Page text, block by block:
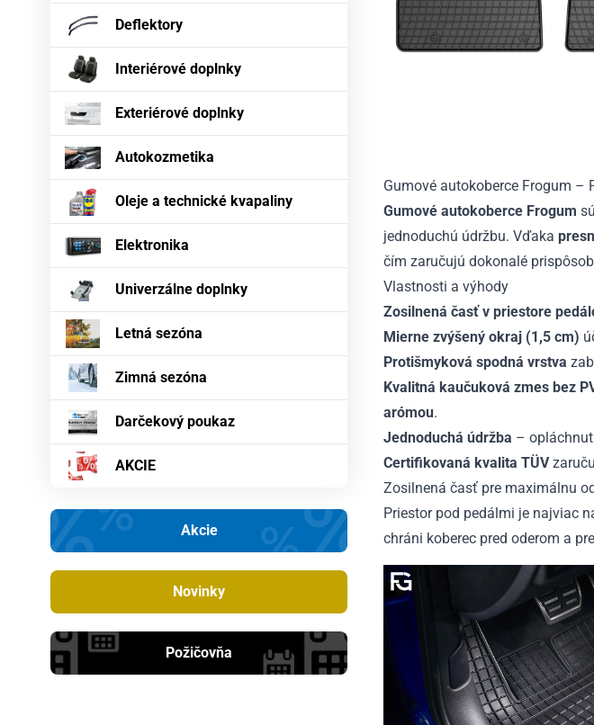
Deflektory
Interiérové doplnky
Exteriérové doplnky
Autokozmetika
Oleje a technické kvapaliny
Elektronika
Univerzálne doplnky
Letná sezóna
Zimná sezóna
Darčekový poukaz
AKCIE
Akcie
Novinky
Požičovňa
Gumové autokoberce Frogum –
Gumové autokoberce Frogum
jednoduchú údržbu. Vďaka
čím zaručujú dokonalé
Vlastnosti a výhody
Zosilnená časť v priestore
Mierne zvýšený okraj (1,5 cm)
Protišmyková spodná vrstva
Kvalitná kaučuková zmes bez
arómou.
Jednoduchá údržba –
Certifikovaná kvalita TÜV
Zosilnená časť pre maximálnu
Priestor pod pedálmi je najviac
chráni koberec pred oderom a